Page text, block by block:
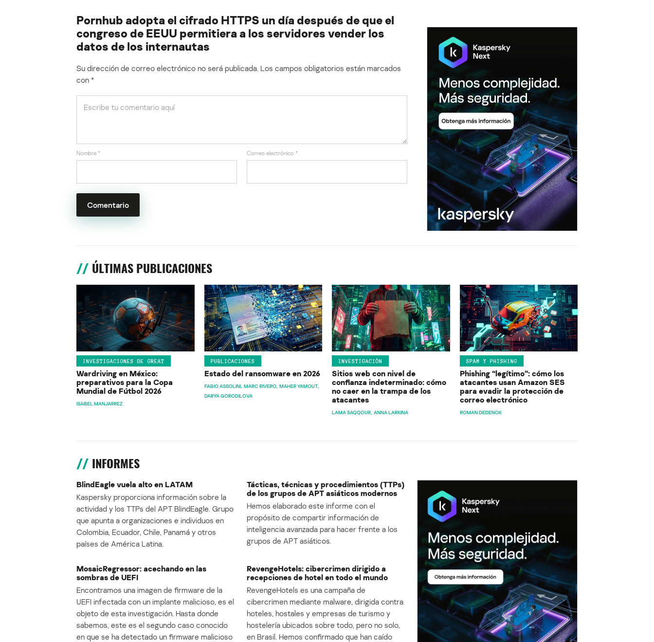
Pornhub adopta el cifrado HTTPS un día después de que el
congreso de EEUU permitiera a los servidores vender los
datos de los internautas
Su dirección de correo electrónico no será publicada. Los campos obligatorios están marcados
con *
Nombre * Correo electrónico *
ÚLTIMAS PUBLICACIONES
INVESTIGACIONES DE GREAT
Wardriving en México:
preparativos para la Copa
Mundial de Fútbol 2026
ISABEL MANJARREZ
PUBLICACIONES
Estado del ransomware en 2026
FABIO ASSOLINI MARC RIVERO MAHER YAMOUT
DARYA GORODILOVA
INVESTIGACIÓN
Sitios web con nivel de
confianza indeterminado: cómo
no caer en la trampa de los
atacantes
LAMA SAQQOUR ANNA LARKINA
SPAM Y PHISHING
Phishing “legítimo”: cómo los
atacantes usan Amazon SES
para evadir la protección de
correo electrónico
ROMAN DEDENOK
INFORMES
BlindEagle vuela alto en LATAM
Kaspersky proporciona información sobre la
actividad y los TTPs del APT BlindEagle. Grupo
que apunta a organizaciones e individuos en
Colombia, Ecuador, Chile, Panamá y otros
países de América Latina.
Tácticas, técnicas y procedimientos (TTPs)
de los grupos de APT asiáticos modernos
Hemos elaborado este informe con el
propósito de compartir información de
inteligencia avanzada para hacer frente a los
grupos de APT asiáticos.
MosaicRegressor: acechando en las
sombras de UEFI
Encontramos una imagen de firmware de la
UEFI infectada con un implante malicioso, es el
objeto de esta investigación. Hasta donde
sabemos, este es el segundo caso conocido
en que se ha detectado un firmware malicioso
RevengeHotels: cibercrimen dirigido a
recepciones de hotel en todo el mundo
RevengeHotels es una campaña de
cibercrimen mediante malware, dirigida contra
hoteles, hostales y empresas de turismo y
hostelería ubicados sobre todo, pero no solo,
en Brasil. Hemos confirmado que han caído